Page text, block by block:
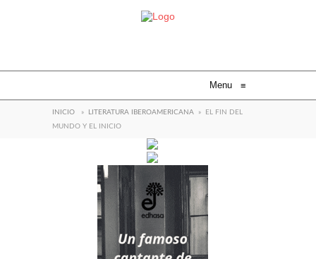
Menu ≡
INICIO » LITERATURA IBEROAMERICANA »
EL FIN DEL
MUNDO Y EL INICIO